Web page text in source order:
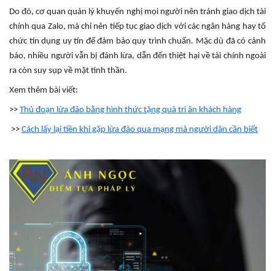
Do đó, cơ quan quản lý khuyến nghị mọi người nên tránh giao dịch tài
chính qua Zalo, mà chỉ nên tiếp tục giao dịch với các ngân hàng hay tổ
chức tín dụng uy tín để đảm bảo quy trình chuẩn. Mặc dù đã có cảnh
báo, nhiều người vẫn bị đánh lừa, dẫn đến thiệt hại về tài chính ngoài
ra còn suy sụp về mặt tinh thần.
Xem thêm bài viết:
>> Thủ đoạn lừa đảo bằng hình thức tặng quà tri ân khách hàng
>> Cách lấy lại tiền khi gặp lừa đảo qua mạng mà người dân cần biết